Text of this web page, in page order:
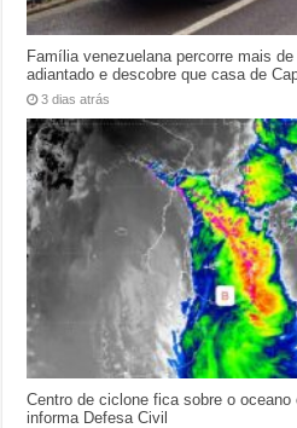
Família venezuelana percorre mais
adiantado e descobre que casa de
3 dias atrás
Centro de ciclone fica sobre o oceano
informa Defesa Civil